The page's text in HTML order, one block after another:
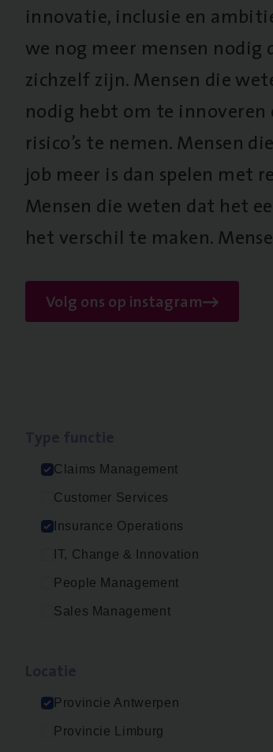
innovatie, inclusie en
we nog meer mensen nodig
zichzelf zijn. Mensen die
nodig hebt om te innoveren
risico’s te nemen. Mensen
job meer is dan spelen met
Mensen die weten dat het
het verschil te maken.
Volg ons op instagram
Claims Management
Customer Services
Insurance Operations
IT, Change & Innovation
People Management
Sales Management
Provincie Antwerpen
Provincie Limburg